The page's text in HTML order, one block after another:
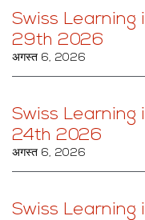
Swiss Learning
29th 2026
अगस्त 6, 2026
Swiss
24th 2026
अगस्त 6, 2026
Swiss Learning